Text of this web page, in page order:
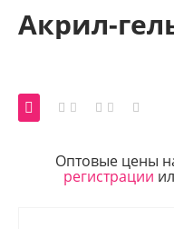
Акрил-
Оптовые цены
регистрации